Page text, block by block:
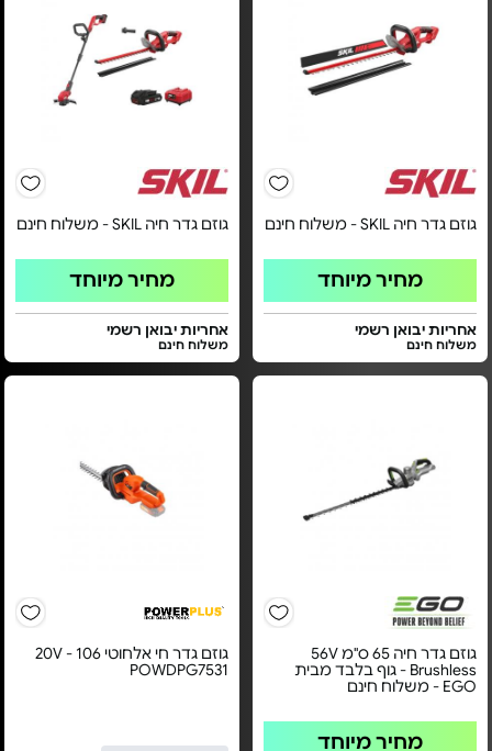
גוזם גדר חיה SKIL - משלוח חינם
מחיר מיוחד
אחריות יבואן רשמי
משלוח חינם
גוזם גדר חיה SKIL - משלוח חינם
מחיר מיוחד
אחריות יבואן רשמי
משלוח חינם
גוזם גדר חיה 65 ס"מ 56V
Brushless - גוף בלבד מבית
EGO - משלוח חינם
מחיר מיוחד
גוזם גדר חי אלחוטי 20V - 106
POWDPG7531